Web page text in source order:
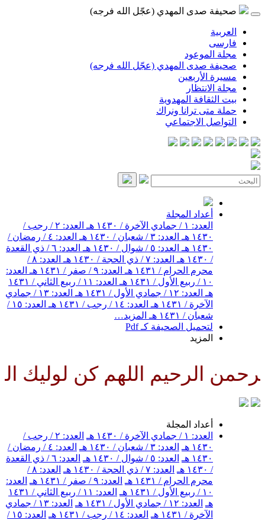
صحيفة صدى المهدي (عجّل الله فرجه)
العربية
فارسی
مجلة الموعود
صحيفة صدى المهدي (عجّل الله فرجه)
مسيرة الأربعين
مجلة الانتظار
بيت الثقافة المهدوية
حملة متى ترانا ونراك
التواصل الاجتماعي
أعداد المجلة
العدد: ١ / جمادي الآخرة / ١٤٣٠ هـ
العدد: ٢ / رجب /
١٤٣٠ هـ
العدد: ٣ / شعبان / ١٤٣٠ هـ
العدد: ٤ / رمضان /
١٤٣٠ هـ
العدد: ٥ / شوال / ١٤٣٠ هـ
العدد: ٦ / ذي القعدة
/ ١٤٣٠ هـ
العدد: ٧ / ذي الحجة / ١٤٣٠ هـ
العدد: ٨ /
محرم الحرام / ١٤٣١ هـ
العدد: ٩ / صفر / ١٤٣١ هـ
العدد:
١٠ / ربيع الأول / ١٤٣١ هـ
العدد: ١١ / ربيع الثاني / ١٤٣١
هـ العدد: ١٢ / جمادي الأول / ١٤٣١ هـ
العدد: ١٣ / جمادي
الآخرة / ١٤٣١ هـ
العدد: ١٤ / رجب / ١٤٣١ هـ
العدد: ١٥ /
شعبان / ١٤٣١ هـ
المزيد…
لتحميل الصحيفة كـ Pdf
المزيد
الرحيم اللهم كن لوليك
أعداد المجلة
العدد: ١ / جمادي الآخرة / ١٤٣٠ هـ
العدد: ٢ / رجب /
١٤٣٠ هـ
العدد: ٣ / شعبان / ١٤٣٠ هـ
العدد: ٤ / رمضان /
١٤٣٠ هـ
العدد: ٥ / شوال / ١٤٣٠ هـ
العدد: ٦ / ذي القعدة
/ ١٤٣٠ هـ
العدد: ٧ / ذي الحجة / ١٤٣٠ هـ
العدد: ٨ /
محرم الحرام / ١٤٣١ هـ
العدد: ٩ / صفر / ١٤٣١ هـ
العدد:
١٠ / ربيع الأول / ١٤٣١ هـ
العدد: ١١ / ربيع الثاني / ١٤٣١
هـ العدد: ١٢ / جمادي الأول / ١٤٣١ هـ
العدد: ١٣ / جمادي
الآخرة / ١٤٣١ هـ
العدد: ١٤ / رجب / ١٤٣١ هـ
العدد: ١٥ /